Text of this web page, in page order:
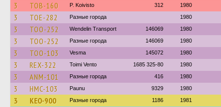
3 TOB-160 P. Koivisto 312 1980
3 TOE-282 Разные города 1980
3 TOO-252 Wendelin Transport 146069 1980
3 TOO-252 Разные города 146069 1980
3 TOO-103 Vesma 145072 1980
3 REX-322 Toimi Vento 1685 325-80 1980
3 ANM-101 Разные города 416 1980
3 HMC-103 Paunu 9329 1980
3 KEO-900 Разные города 1186 1981